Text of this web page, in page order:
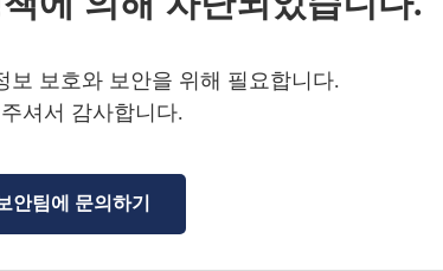
보 보호와 보안을 위해 필요합니다.
셔서 감사합니다.
안팀에 문의하기